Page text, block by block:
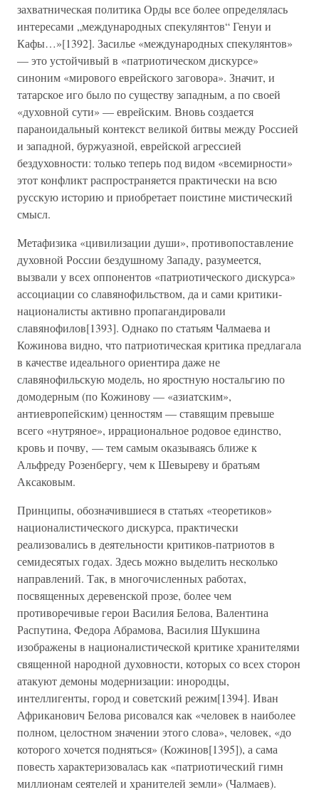
захватническая политика Орды все более определялась
интересами „международных спекулянтов“ Генуи и
Кафы…»[1392]. Засилье «международных спекулянтов»
— это устойчивый в «патриотическом дискурсе»
синоним «мирового еврейского заговора». Значит, и
татарское иго было по существу западным, а по своей
«духовной сути» — еврейским. Вновь создается
параноидальный контекст великой битвы между Россией
и западной, буржуазной, еврейской агрессией
бездуховности: только теперь под видом «всемирности»
этот конфликт распространяется практически на всю
русскую историю и приобретает поистине мистический
смысл.
Метафизика «цивилизации души», противопоставление
духовной России бездушному Западу, разумеется,
вызвали у всех оппонентов «патриотического дискурса»
ассоциации со славянофильством, да и сами критики-
националисты активно пропагандировали
славянофилов[1393]. Однако по статьям Чалмаева и
Кожинова видно, что патриотическая критика предлагала
в качестве идеального ориентира даже не
славянофильскую модель, но яростную ностальгию по
домодерным (по Кожинову — «азиатским»,
антиевропейским) ценностям — ставящим превыше
всего «нутряное», иррациональное родовое единство,
кровь и почву, — тем самым оказываясь ближе к
Альфреду Розенбергу, чем к Шевыреву и братьям
Аксаковым.
Принципы, обозначившиеся в статьях «теоретиков»
националистического дискурса, практически
реализовались в деятельности критиков-патриотов в
семидесятых годах. Здесь можно выделить несколько
направлений. Так, в многочисленных работах,
посвященных деревенской прозе, более чем
противоречивые герои Василия Белова, Валентина
Распутина, Федора Абрамова, Василия Шукшина
изображены в националистической критике хранителями
священной народной духовности, которых со всех сторон
атакуют демоны модернизации: инородцы,
интеллигенты, город и советский режим[1394]. Иван
Африканович Белова рисовался как «человек в наиболее
полном, целостном значении этого слова», человек, «до
которого хочется подняться» (Кожинов[1395]), а сама
повесть характеризовалась как «патриотический гимн
миллионам сеятелей и хранителей земли» (Чалмаев).